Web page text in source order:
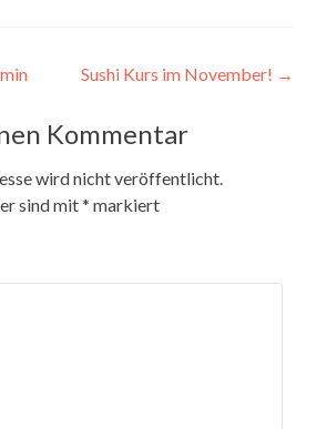
Sushi Kurs im November! →
Kommentar
wird nicht veröffentlicht.
sind mit* markiert